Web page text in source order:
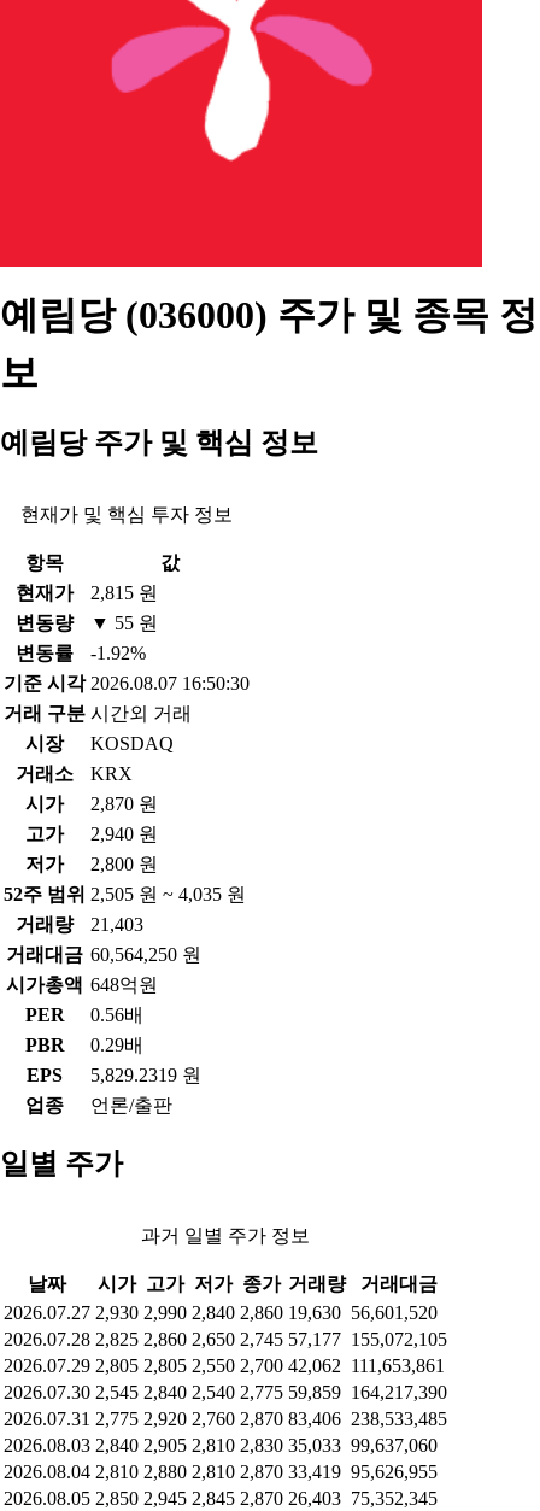
예림당 (036000) 주가 및 종목 정
보
예림당 주가 및 핵심 정보
현재가 및 핵심 투자 정보
항목
값
현재가
2,815 원
변동량
▼ 55 원
변동률
-1.92%
기준 시각 2026.08.07 16:50:30
거래 구분 시간외 거래
시장
KOSDAQ
거래소
KRX
시가
2,870 원
고가
2,940 원
저가
2,800 원
52주 범위 2,505 원 ~ 4,035 원
거래량
21,403
거래대금 60,564,250 원
시가총액 648억원
PER
0.56배
PBR
0.29배
EPS
5,829.2319 원
업종
언론/출판
일별 주가
과거 일별 주가 정보
날짜 시가 고가 저가 종가 거래량
거래대금
2026.07.27 2,930 2,990 2,840 2,860 19,630 56,601,520
2026.07.28 2,825 2,860 2,650 2,745 57,177 155,072,105
2026.07.29 2,805 2,805 2,550 2,700 42,062 111,653,861
2026.07.30 2,545 2,840 2,540 2,775 59,859 164,217,390
2026.07.31 2,775 2,920 2,760 2,870 83,406 238,533,485
2026.08.03 2,840 2,905 2,810 2,830 35,033 99,637,060
2026.08.04 2,810 2,880 2,810 2,870 33,419 95,626,955
2026.08.05 2,850 2,945 2,845 2,870 26,403 75,352,345